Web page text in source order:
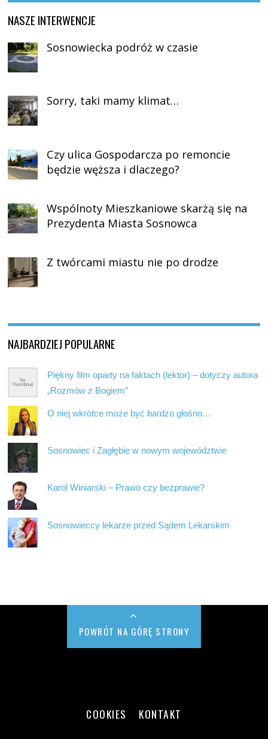
NASZE INTERWENCJE
Sosnowiecka podróż w czasie
Sorry, taki mamy klimat…
Czy ulica Gospodarcza po remoncie
będzie węższa i dlaczego?
Wspólnoty Mieszkaniowe skarżą się na
Prezydenta Miasta Sosnowca
Z twórcami miastu nie po drodze
NAJBARDZIEJ POPULARNE
Piękny film oparty na faktach (lektor) – dotyczy autora
„Rozmów z Bogiem”
O niej wkrótce może być bardzo głośno…
Sosnowiec i Zagłębie w nowym województwie
Karol Winiarski – Prawo czy bezprawie?
Sosnowieccy lekarze przed Sądem Lekarskim
POWRÓT NA GÓRĘ STRONY
COOKIES KONTAKT